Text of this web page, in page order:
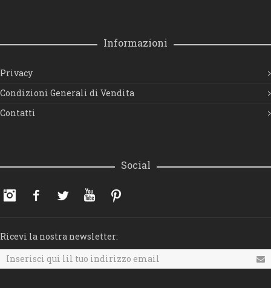
Informazioni
Privacy
Condizioni Generali di Vendita
Contatti
Social
InstagramFacebookTwitter YouTube
Ricevi la nostra newsletter: